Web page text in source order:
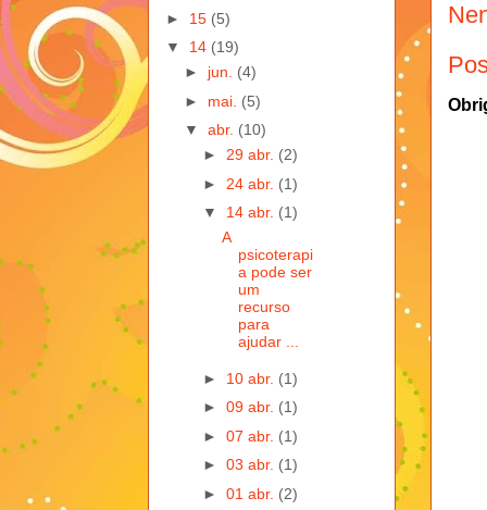
► 15 (5)
▼ 14 (19)
► jun. (4)
► mai. (5)
▼ abr. (10)
► 29 abr. (2)
► 24 abr. (1)
▼ 14 abr. (1)
A
psicoterapi
a pode ser
um
recurso
para
ajudar ...
► 10 abr. (1)
► 09 abr. (1)
► 07 abr. (1)
► 03 abr. (1)
► 01 abr. (2)